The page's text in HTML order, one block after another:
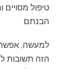
טיפול מסויים
הבנתם.
למעשה, אפשר
הזה תשובות